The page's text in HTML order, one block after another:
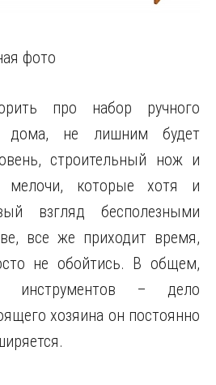
фото
про набор ручного
дома, не лишним будет
строительный нож и
мелочи, которые хотя и
взгляд бесполезными
все же приходит время,
не обойтись. В общем,
инструментов – дело
хозяина он постоянно